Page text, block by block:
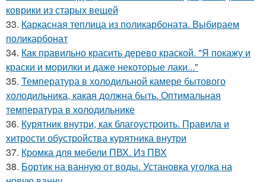
коврики из старых вещей
33. Каркасная теплица из поликарбоната. Выбираем
поликарбонат
34. Как правильно красить дерево краской. "Я покажу и
краски и морилки и даже некоторые лаки..."
35. Температура в холодильной камере бытового
холодильника, какая должна быть. Оптимальная
температура в холодильнике
36. Курятник внутри, как благоустроить. Правила и
хитрости обустройства курятника внутри
37. Кромка для мебели ПВХ. Из ПВХ
38. Бортик на ванную от воды. Установка уголка на